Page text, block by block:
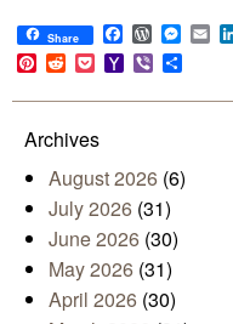
Share Facebook
Pinterest
RedditPocketYahoo
Mail
Viber
Archives
August 2026 (6)
July 2026 (31)
June 2026 (30)
May 2026 (31)
April 2026 (30)